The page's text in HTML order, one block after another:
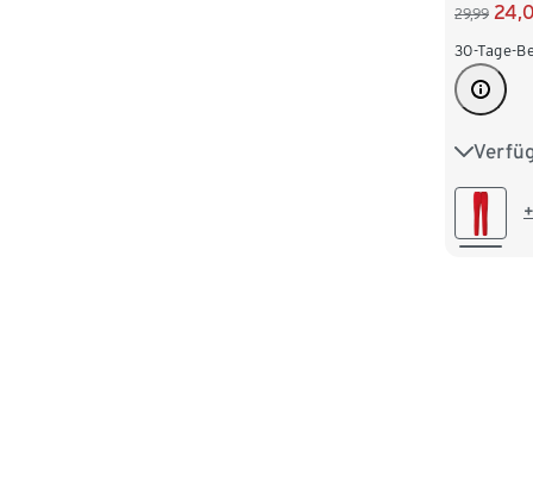
29,99
30-Tage-
36
44